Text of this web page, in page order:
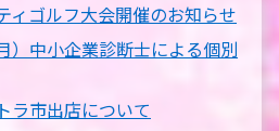
ィゴルフ大会開催のお知らせ
）中小企業診断士による個別
ラ市出店について